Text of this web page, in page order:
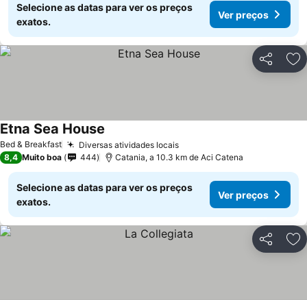
Selecione as datas para ver os preços
exatos.
Ver preços
Partilhar
Bed & Breakfast Diversas atividades locais
Etna Sea House
8,4 Muito boa 444 Catania, a 10.3 km de Aci Catena
Selecione as datas para ver os preços
exatos.
Ver preços
Partilhar